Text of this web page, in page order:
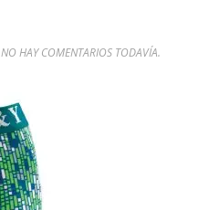
NO HAY COMENTARIOS TODAVÍA.